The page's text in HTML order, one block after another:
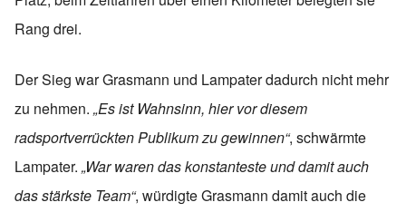
Rang drei.
Der Sieg war Grasmann und Lampater dadurch nicht mehr
zu nehmen. „Es ist Wahnsinn, hier vor diesem
radsportverrückten Publikum zu gewinnen“, schwärmte
Lampater. „War waren das konstanteste und damit auch
das stärkste Team“, würdigte Grasmann damit auch die